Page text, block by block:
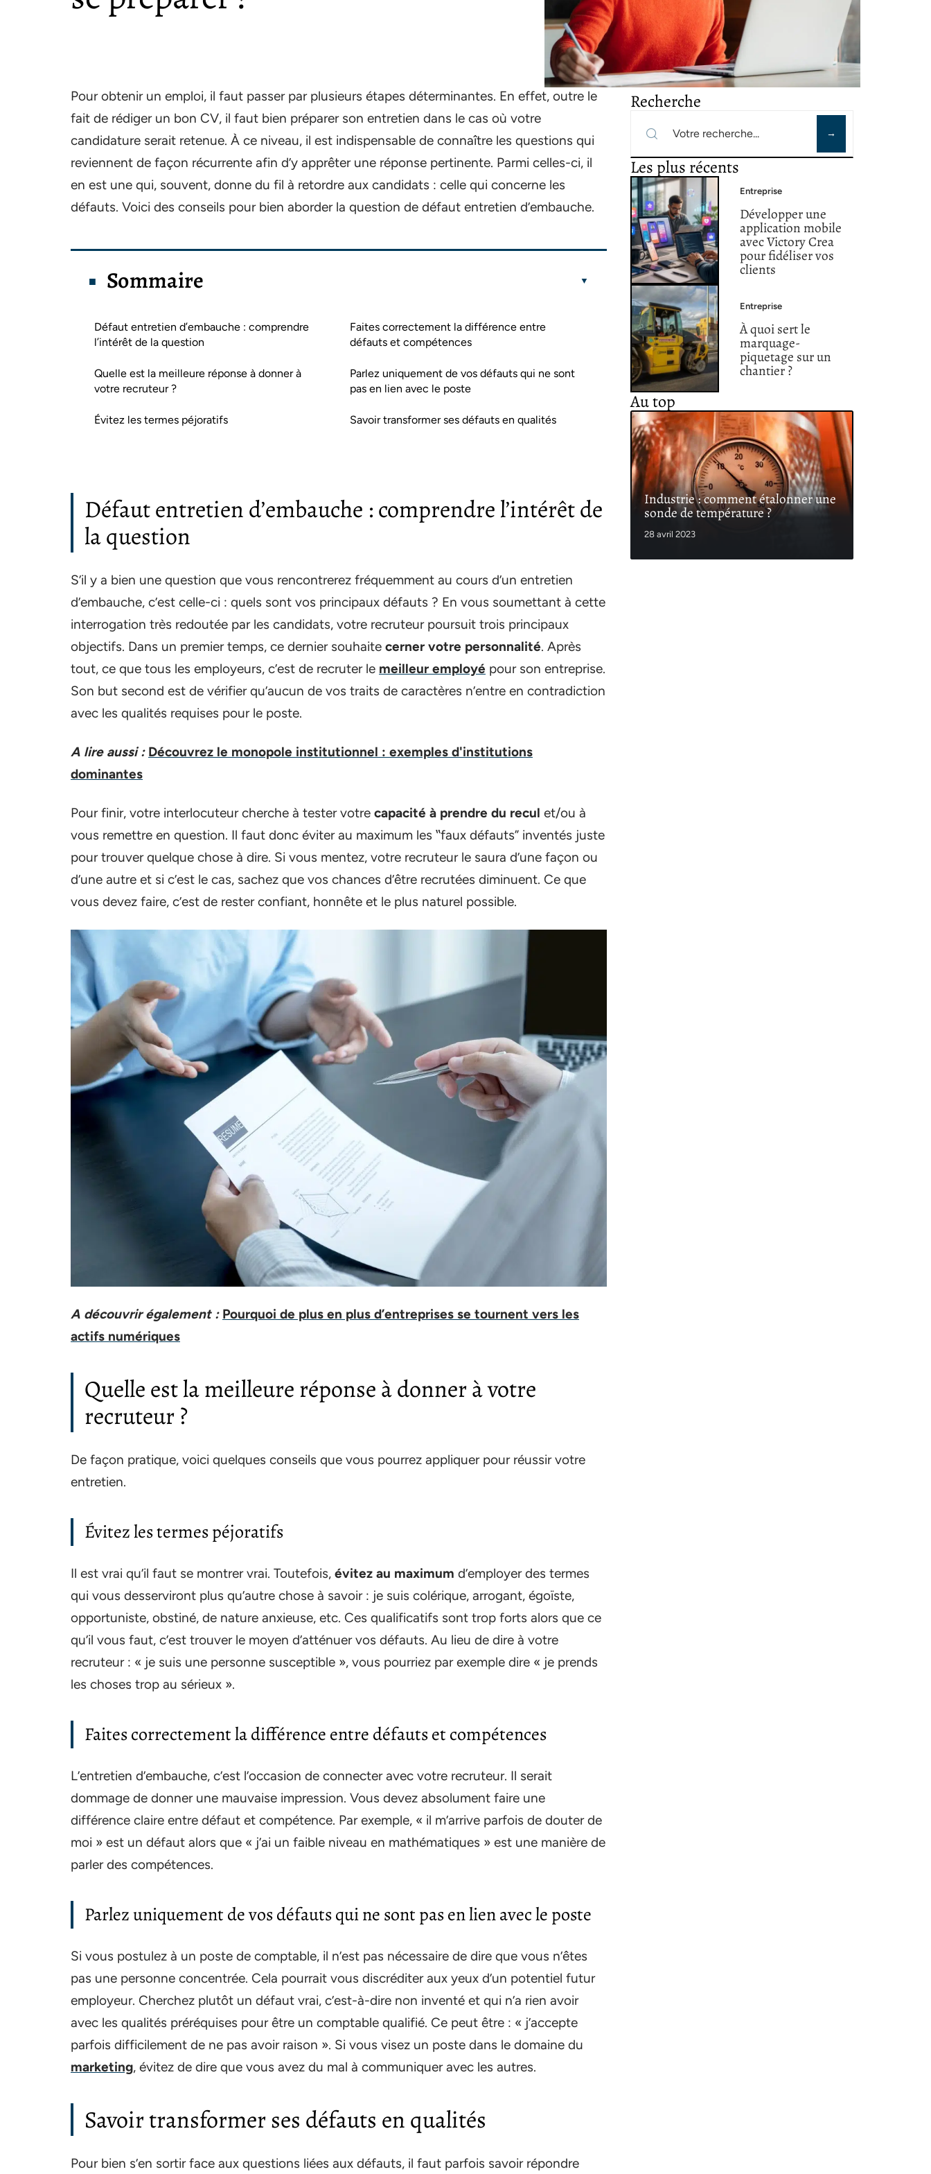
Pour obtenir un emploi, il faut passer par plusieurs étapes déterminantes. En effet, outre le
fait de rédiger un bon CV, il faut bien préparer son entretien dans le cas où votre
candidature serait retenue. À ce niveau, il est indispensable de connaître les questions qui
reviennent de façon récurrente afin d’y apprêter une réponse pertinente. Parmi celles-ci, il
en est une qui, souvent, donne du fil à retordre aux candidats : celle qui concerne les
défauts. Voici des conseils pour bien aborder la question de défaut entretien d’embauche.
Sommaire
Défaut entretien d’embauche : comprendre
l’intérêt de la question
Quelle est la meilleure réponse à donner à
votre recruteur ?
Évitez les termes péjoratifs
Faites correctement la différence entre
défauts et compétences
Parlez uniquement de vos défauts qui ne sont
pas en lien avec le poste
Savoir transformer ses défauts en qualités
Défaut entretien d’embauche : comprendre l’intérêt de
la question
S’il y a bien une question que vous rencontrerez fréquemment au cours d’un entretien
d’embauche, c’est celle-ci : quels sont vos principaux défauts ? En vous soumettant à cette
interrogation très redoutée par les candidats, votre recruteur poursuit trois principaux
objectifs. Dans un premier temps, ce dernier souhaite cerner votre personnalité. Après
tout, ce que tous les employeurs, c’est de recruter le meilleur employé pour son entreprise.
Son but second est de vérifier qu’aucun de vos traits de caractères n’entre en contradiction
avec les qualités requises pour le poste.
A lire aussi : Découvrez le monopole institutionnel : exemples d'institutions
dominantes
Pour finir, votre interlocuteur cherche à tester votre capacité à prendre du recul et/ou à
vous remettre en question. Il faut donc éviter au maximum les ‟faux défauts” inventés juste
pour trouver quelque chose à dire. Si vous mentez, votre recruteur le saura d’une façon ou
d’une autre et si c’est le cas, sachez que vos chances d’être recrutées diminuent. Ce que
vous devez faire, c’est de rester confiant, honnête et le plus naturel possible.
A découvrir également : Pourquoi de plus en plus d’entreprises se tournent vers les
actifs numériques
Quelle est la meilleure réponse à donner à votre
recruteur ?
De façon pratique, voici quelques conseils que vous pourrez appliquer pour réussir votre
entretien.
Évitez les termes péjoratifs
Il est vrai qu’il faut se montrer vrai. Toutefois, évitez au maximum d’employer des termes
qui vous desserviront plus qu’autre chose à savoir : je suis colérique, arrogant, égoïste,
opportuniste, obstiné, de nature anxieuse, etc. Ces qualificatifs sont trop forts alors que ce
qu’il vous faut, c’est trouver le moyen d’atténuer vos défauts. Au lieu de dire à votre
recruteur : « je suis une personne susceptible », vous pourriez par exemple dire « je prends
les choses trop au sérieux ».
Faites correctement la différence entre défauts et compétences
L’entretien d’embauche, c’est l’occasion de connecter avec votre recruteur. Il serait
dommage de donner une mauvaise impression. Vous devez absolument faire une
différence claire entre défaut et compétence. Par exemple, « il m’arrive parfois de douter de
moi » est un défaut alors que « j’ai un faible niveau en mathématiques » est une manière de
parler des compétences.
Parlez uniquement de vos défauts qui ne sont pas en lien avec le poste
Si vous postulez à un poste de comptable, il n’est pas nécessaire de dire que vous n’êtes
pas une personne concentrée. Cela pourrait vous discréditer aux yeux d’un potentiel futur
employeur. Cherchez plutôt un défaut vrai, c’est-à-dire non inventé et qui n’a rien avoir
avec les qualités préréquises pour être un comptable qualifié. Ce peut être : « j’accepte
parfois difficilement de ne pas avoir raison ». Si vous visez un poste dans le domaine du
marketing, évitez de dire que vous avez du mal à communiquer avec les autres.
Savoir transformer ses défauts en qualités
Pour bien s’en sortir face aux questions liées aux défauts, il faut parfois savoir répondre
Recherche
Les plus récents
Entreprise
Développer une
application mobile
avec Victory Crea
pour fidéliser vos
clients
Entreprise
À quoi sert le
marquage-
piquetage sur un
chantier ?
Au top
Industrie : comment étalonner une
sonde de température ?
28 avril 2023